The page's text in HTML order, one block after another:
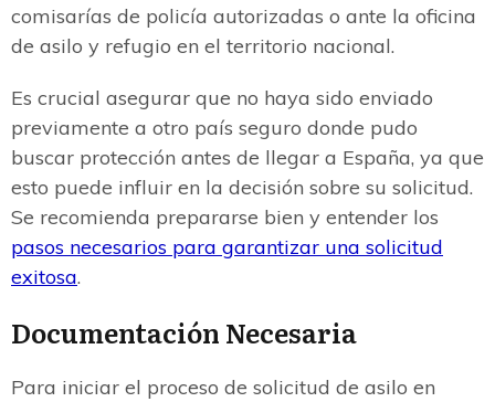
comisarías de policía autorizadas o ante la oficina
de asilo y refugio en el territorio nacional.
Es crucial asegurar que no haya sido enviado
previamente a otro país seguro donde pudo
buscar protección antes de llegar a España, ya que
esto puede influir en la decisión sobre su solicitud.
Se recomienda prepararse bien y entender los
pasos necesarios para garantizar una solicitud
exitosa.
Documentación Necesaria
Para iniciar el proceso de solicitud de asilo en